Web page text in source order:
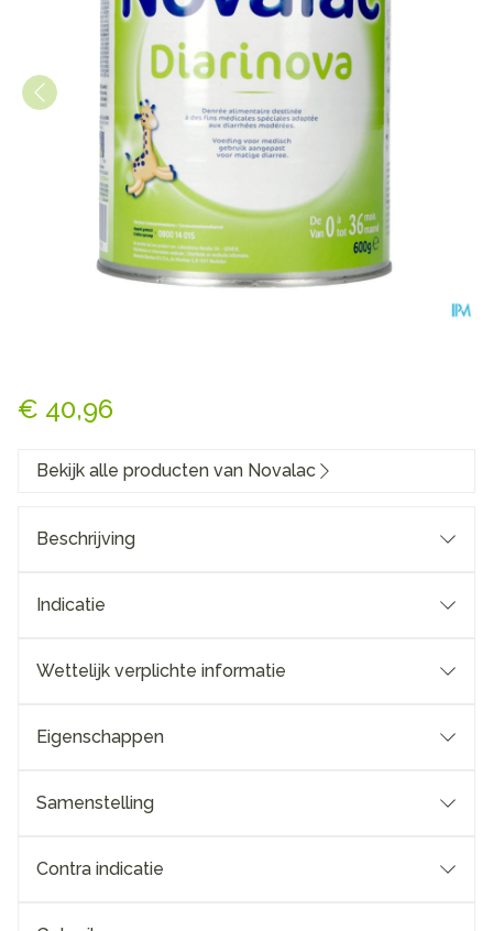
€ 40,96
Bekijk alle producten van Novalac
Beschrijving
Indicatie
Wettelijk verplichte informatie
Eigenschappen
Samenstelling
Contra indicatie